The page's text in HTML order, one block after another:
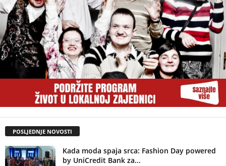
POSLJEDNJE NOVOSTI
Kada moda spaja srca: Fashion Day powered
by UniCredit Bank za...